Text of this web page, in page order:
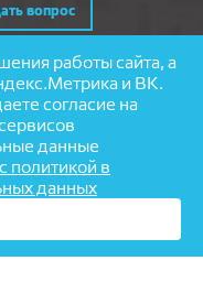
вопрос
покрытия
работы сайта, а
и ВК.
согласие на
данные
политикой в
данных